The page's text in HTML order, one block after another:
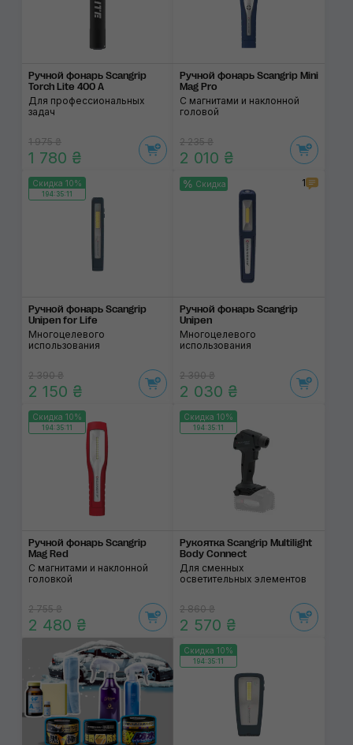
Ручной фонарь Scangrip
Torch Lite 400 A
Для профессиональных
задач
1 975 ₴
1 780 ₴
Ручной фонарь Scangrip Mini
Mag Pro
С магнитами и наклонной
головой
2 235 ₴
2 010 ₴
Скидка 10%
194:35:11
Ручной фонарь Scangrip
Unipen for Life
Многоцелевого
использования
2 390 ₴
2 150 ₴
Скидка 1
Ручной фонарь Scangrip
Unipen
Многоцелевого
использования
2 390 ₴
2 030 ₴
Скидка 10%
194:35:11
Ручной фонарь Scangrip
Mag Red
С магнитами и наклонной
головкой
2 755 ₴
2 480 ₴
Скидка 10%
194:35:11
Рукоятка Scangrip Multilight
Body Connect
Для сменных
осветительных элементов
2 860 ₴
2 570 ₴
Скидка 10%
194:35:11